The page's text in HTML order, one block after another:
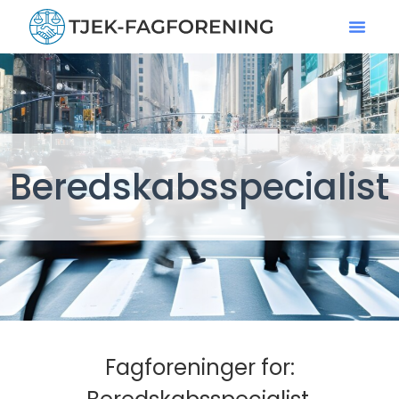
Beredskabsspecialist
Fagforeninger for: